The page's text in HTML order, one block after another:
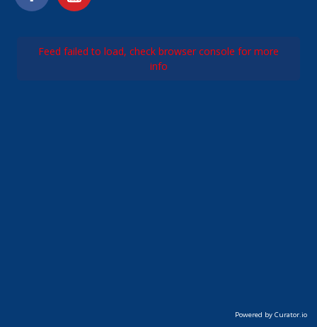
Camps d'été et d'hiver
Feed failed to load, check browser console for more
info
Powered by Curator.io